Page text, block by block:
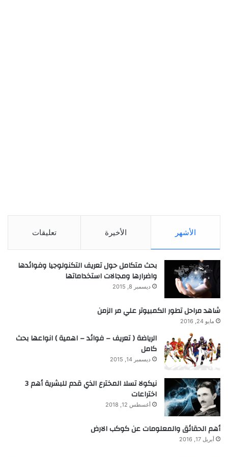
الأشهر الأخيرة تعليقات
بحث متكامل حول تعريف التكنولوجيا وفوائدها
واضرارها ومجالات استخداماتها
ديسمبر 8, 2015
شاهد مراحل تطور الكمبيوتر علي مر الزمن
مايو 24, 2016
الرياضة ( تعريف – فوائد – اهمية ) انواعها بحث
كامل
ديسمبر 14, 2015
نيكولا تسلا المخترع الذي قدم للبشرية أهم 3
اختراعات
أغسطس 12, 2018
أهم الحقائق والمعلومات عن كوكب الارض
أبريل 17, 2016